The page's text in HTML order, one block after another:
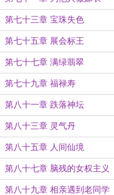
第七十三章 宝珠失色
第七十五章 展会标王
第七十七章 满绿翡翠
第七十九章 福禄寿
第八十一章 跌落神坛
第八十三章 灵气丹
第八十五章 人间仙境
第八十七章 脑残的女权主义
第八十九章 相亲遇到老同学